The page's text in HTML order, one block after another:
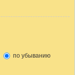
по убыванию